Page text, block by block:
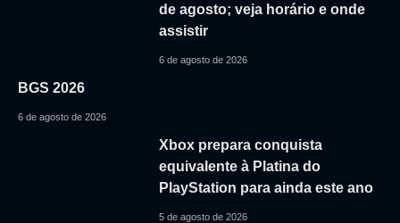
de agosto; veja horário e onde
assistir
6 de agosto de 2026
BGS 2026
6 de agosto de 2026
Xbox prepara conquista
equivalente à Platina do
PlayStation para ainda este ano
5 de agosto de 2026